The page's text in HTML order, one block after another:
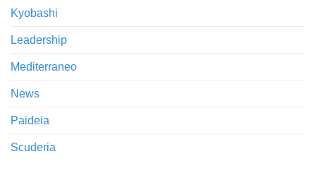
Kyobashi
Leadership
Mediterraneo
News
Paideia
Scuderia